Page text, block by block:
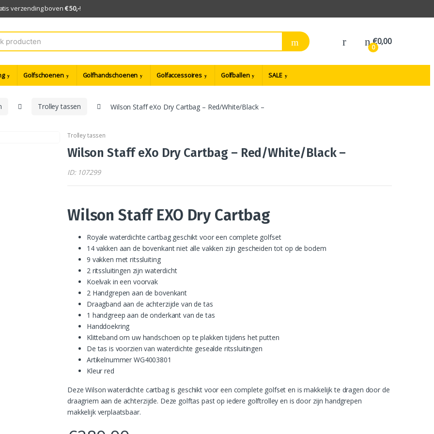
verzending boven € 50,-!
0
€0,00
Golfschoenen Golfhandschoenen Golfaccessoires Golfballen SALE
Trolley tassen Wilson Staff eXo Dry Cartbag – Red/White/Black –
Trolley tassen
Wilson Staff eXo Dry Cartbag – Red/White/Black –
ID: 107299
Wilson Staff EXO Dry Cartbag
Royale waterdichte cartbag geschikt voor een complete golfset
14 vakken aan de bovenkant niet alle vakken zijn gescheiden tot op de bodem
9 vakken met ritssluiting
2 ritssluitingen zijn waterdicht
Koelvak in een voorvak
2 Handgrepen aan de bovenkant
Draagband aan de achterzijde van de tas
1 handgreep aan de onderkant van de tas
Handdoekring
Klitteband om uw handschoen op te plakken tijdens het putten
De tas is voorzien van waterdichte gesealde ritssluitingen
Artikelnummer WG4003801
Kleur red
Deze Wilson waterdichte cartbag is geschikt voor een complete golfset en is makkelijk te dragen door de
draagriem aan de achterzijde. Deze golftas past op iedere golftrolley en is door zijn handgrepen
makkelijk verplaatsbaar.